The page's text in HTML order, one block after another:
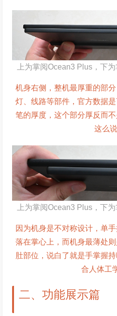
上为掌阅Ocean3 Plus，下
机身右侧，整机最厚重的部
灯、线路等部件，官方数据
笔的厚度，这个部分厚反而
这么
上为掌阅Ocean3 Plus，下
因为机身是不对称设计，单
落在掌心上，而机身最薄处
肚部位，说白了就是手掌握
合人体工
二、功能展示篇